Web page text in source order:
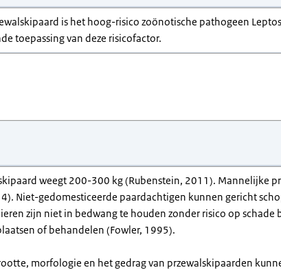
is het hoog-risico zoönotische pathogeen
toepassing van deze risicofactor.
weegt 200-300 kg (Rubenstein, 2011). Mannelijke
Niet-gedomesticeerde paardachtigen kunnen gericht
zijn niet in bedwang te houden zonder risico op
of behandelen (Fowler, 1995).
morfologie en het gedrag van przewalskipaarden